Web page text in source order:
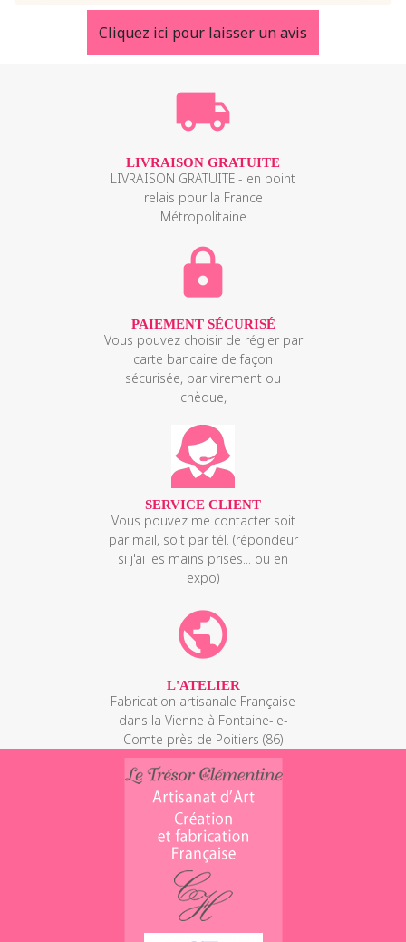
Cliquez ici pour laisser un avis
local_shipping
LIVRAISON GRATUITE
LIVRAISON GRATUITE - en point
relais pour la France
Métropolitaine
lock
PAIEMENT SÉCURISÉ
Vous pouvez choisir de régler par
carte bancaire de façon
sécurisée, par virement ou
chèque,
SERVICE CLIENT
Vous pouvez me contacter soit
par mail, soit par tél. (répondeur
si j'ai les mains prises... ou en
expo)
public
L'ATELIER
Fabrication artisanale Française
dans la Vienne à Fontaine-le-
Comte près de Poitiers (86)